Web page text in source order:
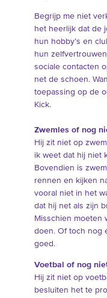
Begrijp me niet
het heerlijk dat de
hun hobby’s en
hun
sociale contacten
net de schoen.
toepassing op de
Kick.
Zwemles of nog
Hij zit niet op
ik weet dat hij niet
Bovendien is
rennen en kijken
vooral niet in het
dat hij net als zijn
Misschien moeten
doen. Of toch nog
goed.
Voetbal of nog
Hij zit niet op
besluiten het te